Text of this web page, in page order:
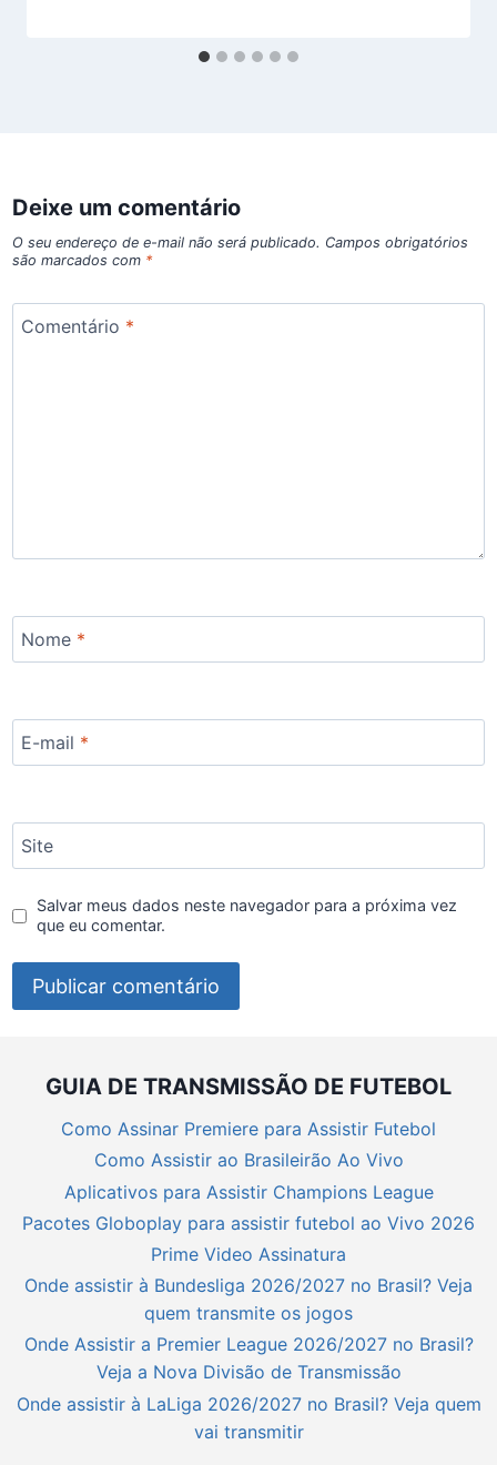
Deixe um comentário
O seu endereço de e-mail não será publicado. Campos obrigatórios
são marcados com *
Comentário *
Nome *
E-mail *
Site
Salvar meus dados neste navegador para a próxima vez
que eu comentar.
GUIA DE TRANSMISSÃO DE FUTEBOL
Como Assinar Premiere para Assistir Futebol
Como Assistir ao Brasileirão Ao Vivo
Aplicativos para Assistir Champions League
Pacotes Globoplay para assistir futebol ao Vivo 2026
Prime Video Assinatura
Onde assistir à Bundesliga 2026/2027 no Brasil? Veja
quem transmite os jogos
Onde Assistir a Premier League 2026/2027 no Brasil?
Veja a Nova Divisão de Transmissão
Onde assistir à LaLiga 2026/2027 no Brasil? Veja quem
vai transmitir